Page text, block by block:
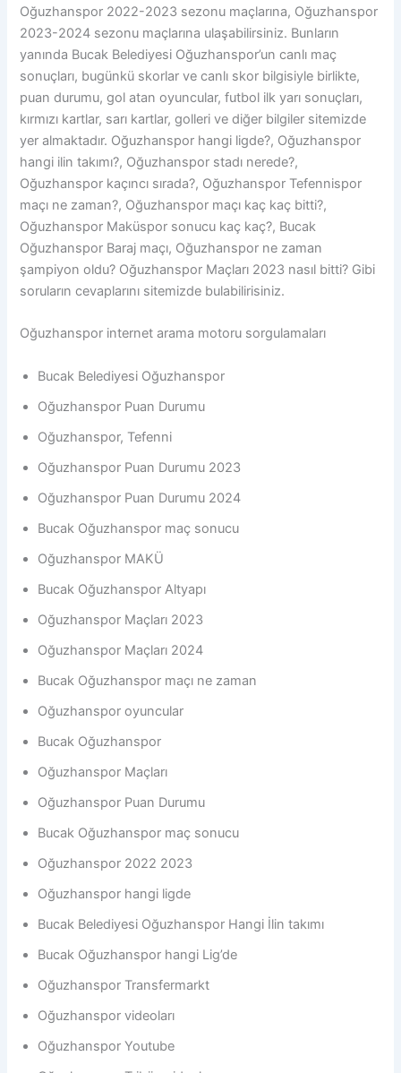
Oğuzhanspor 2022-2023 sezonu maçlarına, Oğuzhanspor
2023-2024 sezonu maçlarına ulaşabilirsiniz. Bunların
yanında Bucak Belediyesi Oğuzhanspor’un canlı maç
sonuçları, bugünkü skorlar ve canlı skor bilgisiyle birlikte,
puan durumu, gol atan oyuncular, futbol ilk yarı sonuçları,
kırmızı kartlar, sarı kartlar, golleri ve diğer bilgiler sitemizde
yer almaktadır. Oğuzhanspor hangi ligde?, Oğuzhanspor
hangi ilin takımı?, Oğuzhanspor stadı nerede?,
Oğuzhanspor kaçıncı sırada?, Oğuzhanspor Tefennispor
maçı ne zaman?, Oğuzhanspor maçı kaç kaç bitti?,
Oğuzhanspor Maküspor sonucu kaç kaç?, Bucak
Oğuzhanspor Baraj maçı, Oğuzhanspor ne zaman
şampiyon oldu? Oğuzhanspor Maçları 2023 nasıl bitti? Gibi
soruların cevaplarını sitemizde bulabilirisiniz.
Oğuzhanspor internet arama motoru sorgulamaları
Bucak Belediyesi Oğuzhanspor
Oğuzhanspor Puan Durumu
Oğuzhanspor, Tefenni
Oğuzhanspor Puan Durumu 2023
Oğuzhanspor Puan Durumu 2024
Bucak Oğuzhanspor maç sonucu
Oğuzhanspor MAKÜ
Bucak Oğuzhanspor Altyapı
Oğuzhanspor Maçları 2023
Oğuzhanspor Maçları 2024
Bucak Oğuzhanspor maçı ne zaman
Oğuzhanspor oyuncular
Bucak Oğuzhanspor
Oğuzhanspor Maçları
Oğuzhanspor Puan Durumu
Bucak Oğuzhanspor maç sonucu
Oğuzhanspor 2022 2023
Oğuzhanspor hangi ligde
Bucak Belediyesi Oğuzhanspor Hangi İlin takımı
Bucak Oğuzhanspor hangi Lig’de
Oğuzhanspor Transfermarkt
Oğuzhanspor videoları
Oğuzhanspor Youtube